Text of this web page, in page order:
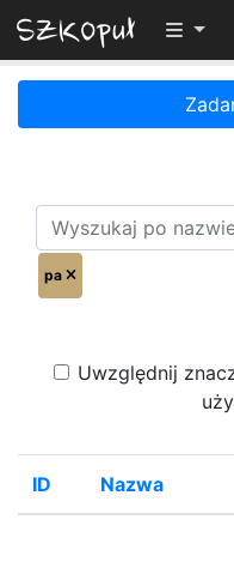
pa
Uwzględnij
ID Nazwa